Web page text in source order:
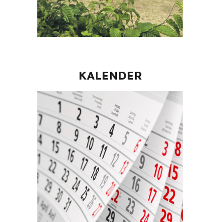
KALENDER